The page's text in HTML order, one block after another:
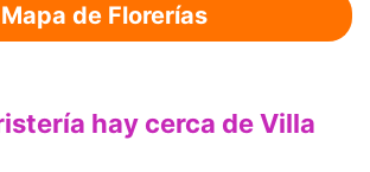
Mapa de Florerías
hay cerca de Villa